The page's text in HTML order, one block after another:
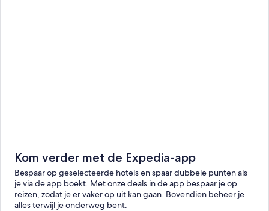
Kom verder met de Expedia-app
Bespaar op geselecteerde hotels en spaar dubbele punten als
je via de app boekt. Met onze deals in de app bespaar je op
reizen, zodat je er vaker op uit kan gaan. Bovendien beheer je
alles terwijl je onderweg bent.